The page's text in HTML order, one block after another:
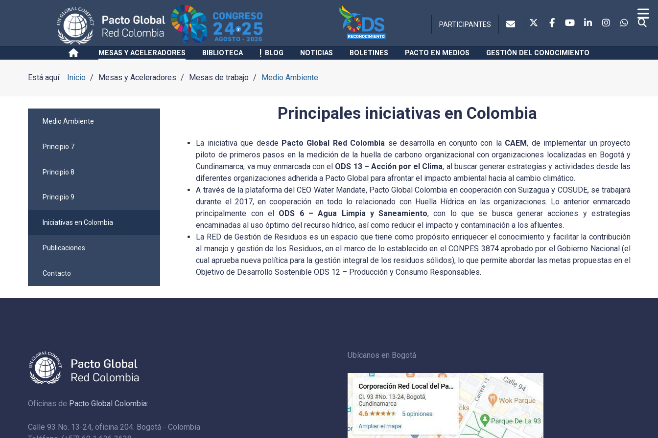
PARTICIPANTES
MESAS Y ACELERADORES BIBLIOTECA BLOG NOTICIAS BOLETINES PACTO EN MEDIOS GESTIÓN DEL CONOCIMIENTO
Está aquí: Inicio Mesas y Aceleradores Mesas de trabajo Medio Ambiente
Medio Ambiente
Principio 7
Principio 8
Principio 9
Iniciativas en Colombia
Publicaciones
Contacto
Principales iniciativas en Colombia
La iniciativa que desde Pacto Global Red Colombia se desarrolla en conjunto con la CAEM, de implementar un proyecto
piloto de primeros pasos en la medición de la huella de carbono organizacional con organizaciones localizadas en Bogotá y
Cundinamarca, va muy enmarcada con el ODS 13 – Acción por el Clima, al buscar generar estrategias y actividades desde las
diferentes organizaciones adherida a Pacto Global para afrontar el impacto ambiental hacia al cambio climático.
A través de la plataforma del CEO Water Mandate, Pacto Global Colombia en cooperación con Suizagua y COSUDE, se trabajará
durante el 2017, en cooperación en todo lo relacionado con Huella Hídrica en las organizaciones. Lo anterior enmarcado
principalmente con el ODS 6 – Agua Limpia y Saneamiento, con lo que se busca generar acciones y estrategias
encaminadas al uso óptimo del recurso hídrico, así como reducir el impacto y contaminación a los afluentes.
La RED de Gestión de Residuos es un espacio que tiene como propósito enriquecer el conocimiento y facilitar la contribución
al manejo y gestión de los Residuos, en el marco de lo establecido en el CONPES 3874 aprobado por el Gobierno Nacional (el
cual aprueba nueva política para la gestión integral de los residuos sólidos), lo que permite abordar las metas propuestas en el
Objetivo de Desarrollo Sostenible ODS 12 – Producción y Consumo Responsables.
Oficinas de Pacto Global Colombia:
Calle 93 No. 13-24, oficina 204. Bogotá - Colombia
Ubícanos en Bogotá